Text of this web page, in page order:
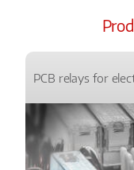
PCB relays for